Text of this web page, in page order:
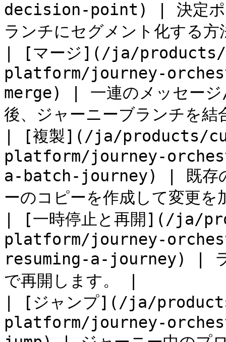
decision-point) | 決定ポイ
ランチにセグメント化する
| [マージ](/ja/
platform/journey-
merge) | 一連のメッセージ
後、ジャーニーブランチを
| [複製](/ja/products/
platform/journey-
a-batch-journey) | 既存の
ーのコピーを作成して変更
| [一時停止と再開](/ja/
platform/journey-
resuming-a-journey) | ラ
で再開します。 |
| [ジャンプ](/ja/
platform/journey-